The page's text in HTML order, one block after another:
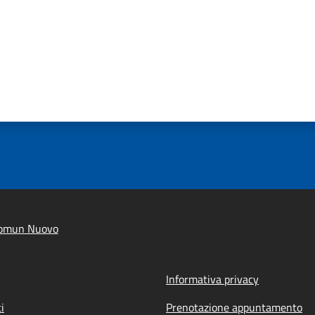
Nuovo
Informativa privacy
Prenotazione appuntamento